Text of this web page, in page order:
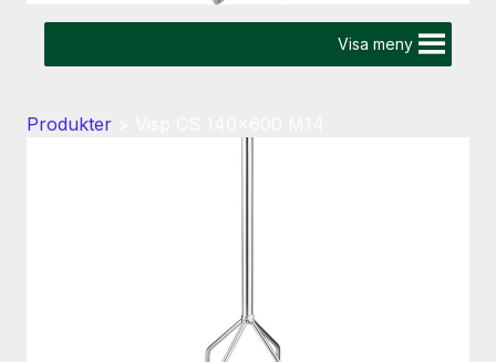
Visa meny
Produkter